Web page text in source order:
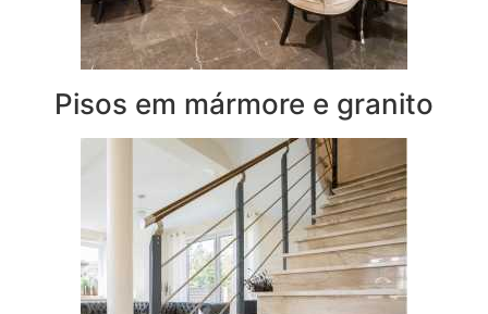
Pisos em mármore e granito